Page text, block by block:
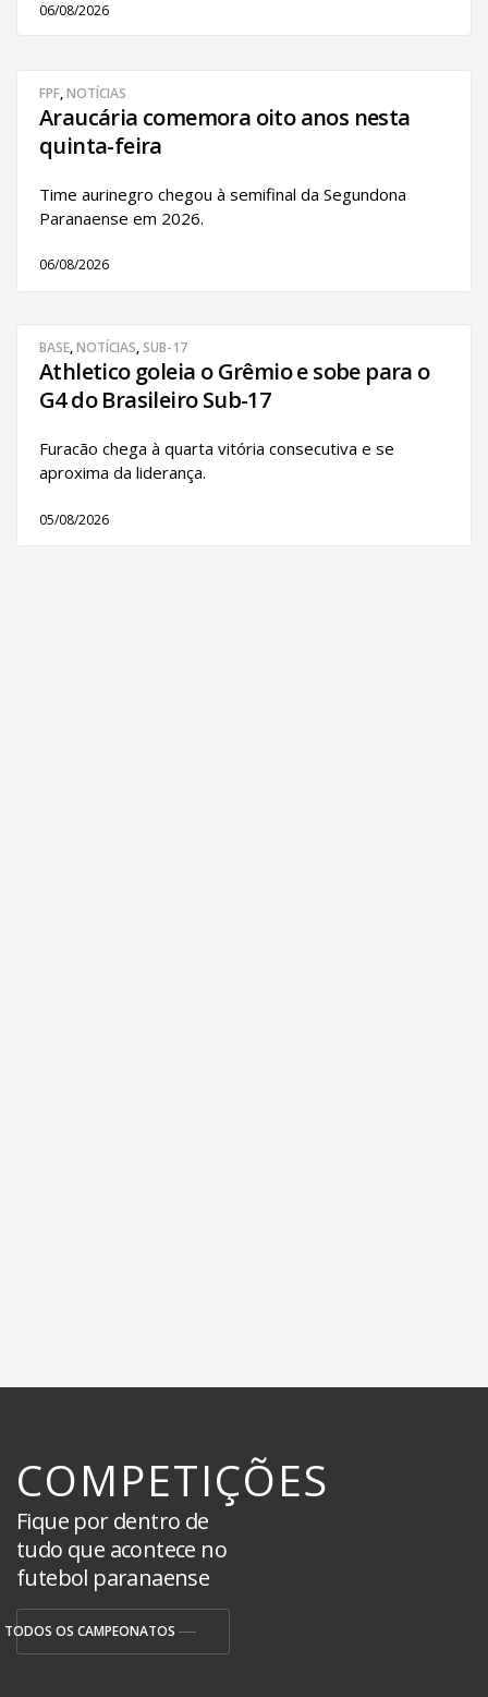
06/08/2026
FPF,NOTÍCIAS
Araucária comemora oito anos nesta
quinta-feira
Time aurinegro chegou à semifinal da Segundona
Paranaense em 2026.
06/08/2026
BASE,NOTÍCIAS,SUB-17
Athletico goleia o Grêmio e sobe para o
G4 do Brasileiro Sub-17
Furacão chega à quarta vitória consecutiva e se
aproxima da liderança.
05/08/2026
COMPETIÇÕES
Fique por dentro de
tudo que acontece no
futebol paranaense
TODOS OS CAMPEONATOS